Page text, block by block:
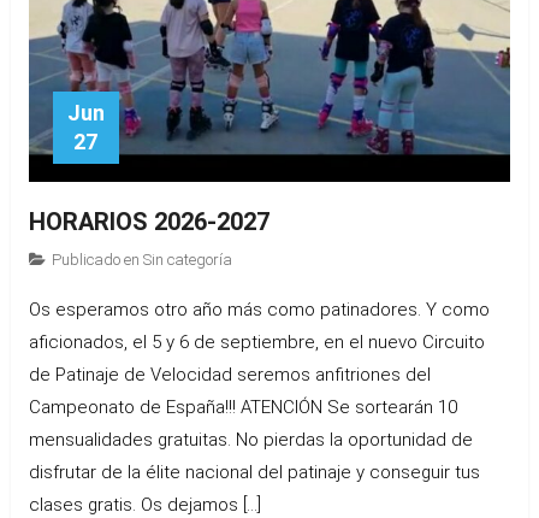
Jun
27
HORARIOS 2026-2027
Publicado en Sin categoría
Os esperamos otro año más como patinadores. Y como
aficionados, el 5 y 6 de septiembre, en el nuevo Circuito
de Patinaje de Velocidad seremos anfitriones del
Campeonato de España!!! ATENCIÓN Se sortearán 10
mensualidades gratuitas. No pierdas la oportunidad de
disfrutar de la élite nacional del patinaje y conseguir tus
clases gratis. Os dejamos […]